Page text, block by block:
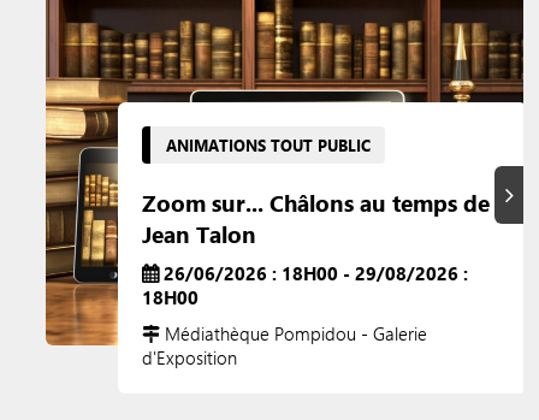
ANIMATIONS TOUT PUBLIC
Zoom sur... Châlons au temps de
Jean Talon
26/06/2026 : 18H00 - 29/08/2026 :
18H00
Médiathèque Pompidou - Galerie
d'Exposition